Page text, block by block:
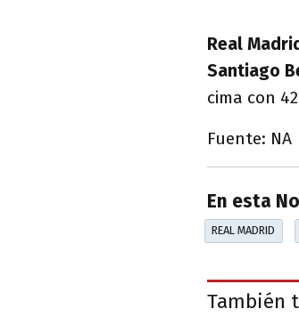
Real
Santiago
cima con
Fuente: NA
En esta
REAL MADRID
También